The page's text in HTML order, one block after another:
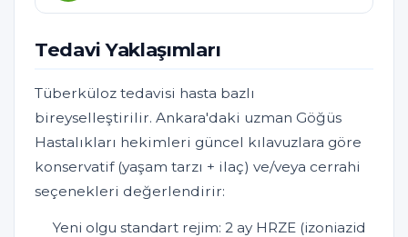
Tedavi Yaklaşımları
Tüberküloz tedavisi hasta bazlı
bireyselleştirilir. Ankara'daki uzman Göğüs
Hastalıkları hekimleri güncel kılavuzlara göre
konservatif (yaşam tarzı + ilaç) ve/veya cerrahi
seçenekleri değerlendirir:
Yeni olgu standart rejim: 2 ay HRZE (izoniazid